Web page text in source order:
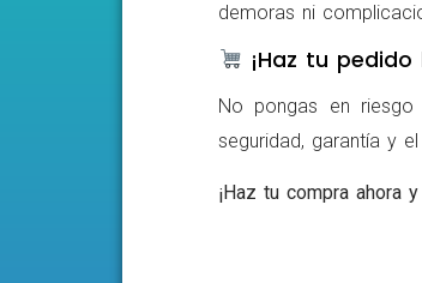
demoras ni
¡Haz tu
No pongas en
seguridad, garantía y
¡Haz tu compra ahora